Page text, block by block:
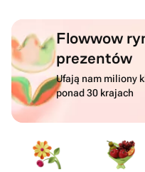
Flowwow
prezentów
Ufają nam miliony
ponad 30 krajach